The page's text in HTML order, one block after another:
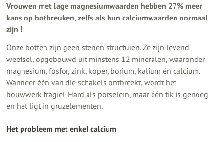
Vrouwen met lage magnesiumwaarden hebben 27% meer
kans op botbreuken, zelfs als hun calciumwaarden normaal
zijn ❗️
Onze botten zijn geen stenen structuren. Ze zijn levend
weefsel, opgebouwd uit minstens 12 mineralen, waaronder
magnesium, fosfor, zink, koper, borium, kalium én calcium.
Wanneer één van die schakels ontbreekt, wordt het
bouwwerk fragiel. Hard als porselein, maar één tik is genoeg
en het ligt in gruzelementen.
Het probleem met enkel calcium